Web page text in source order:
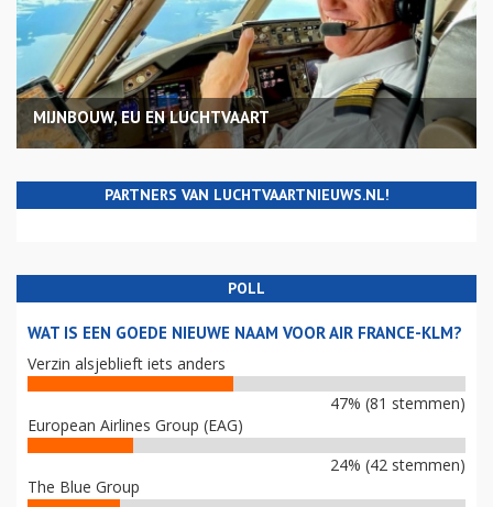
MIJNBOUW, EU EN LUCHTVAART
PARTNERS VAN LUCHTVAARTNIEUWS.NL!
POLL
WAT IS EEN GOEDE NIEUWE NAAM VOOR AIR FRANCE-KLM?
Verzin alsjeblieft iets anders
47% (81 stemmen)
European Airlines Group (EAG)
24% (42 stemmen)
The Blue Group